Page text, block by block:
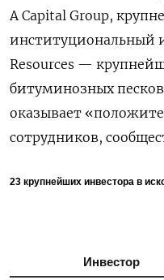
А Capital Group,
институциональный
Resources —
битуминозных
оказывает
сотрудников,